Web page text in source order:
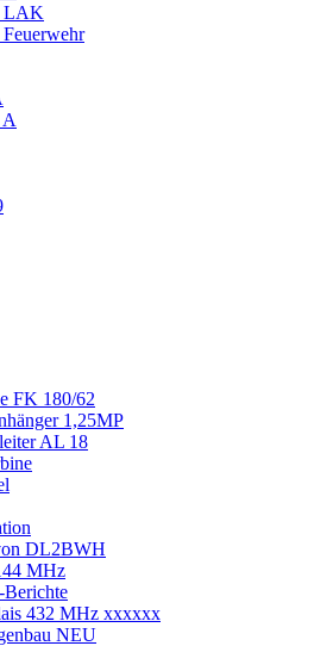
LAK
FK 180/62
1,25MP
AL 18
DL2BWH
MHz
432 MHz xxxxxx
NEU